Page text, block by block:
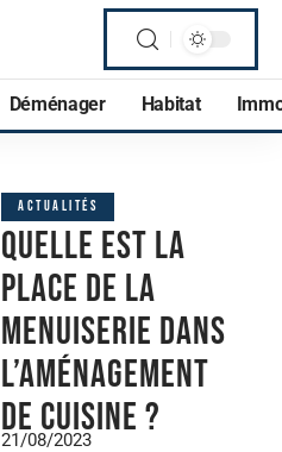
Déménager Habitat
ACTUALITÉS
Quelle est la
place de la
menuiserie dans
l’aménagement
de cuisine ?
21/08/2023